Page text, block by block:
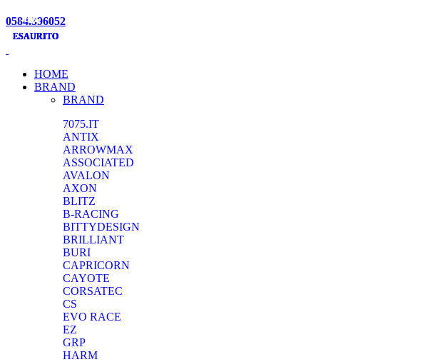
0584.396052
HOME
BRAND
BRAND
7075.IT
ANTIX
ARROWMAX
ASSOCIATED
AVALON
AXON
BLITZ
B-RACING
BITTYDESIGN
BRILLIANT
BURI
CAPRICORN
CAYOTE
CORSATEC
CS
EVO RACE
EZ
GRP
HARM
-5%
ESAURITO
-10%
-5%
ESAURITO
-10%
ESAURITO
-10%
ESAURITO
-10%
-5%
ESAURITO